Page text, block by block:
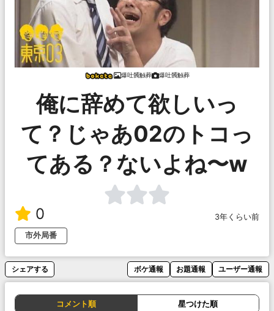
爆吐髑触葬 爆吐髑触葬
俺に辞めて欲しいっ
て？じゃあ02のトコっ
てある？ないよね〜w
0
3年くらい前
市外局番
シェアする ボケ通報 お題通報 ユーザー通報
コメント順 星つけた順